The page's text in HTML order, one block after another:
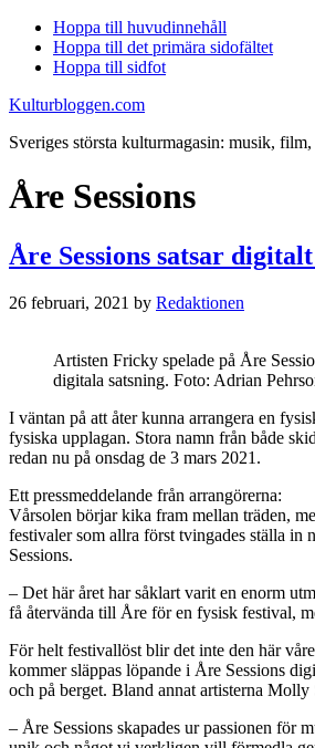
Hoppa till huvudinnehåll
Hoppa till det primära sidofältet
Hoppa till sidfot
Kulturbloggen.com
Sveriges största kulturmagasin: musik,
Åre Sessions
Åre Sessions satsar
26 februari, 2021 by Redaktionen
Artisten Fricky spelade på Åre
digitala satsning. Foto: Adrian
I väntan på att åter kunna arrangera en
fysiska upplagan. Stora namn från både
redan nu på onsdag de 3 mars 2021.
Ett pressmeddelande från arrangörerna:
Vårsolen börjar kika fram mellan träden,
festivaler som allra först tvingades ställa in
Sessions.
– Det här året har såklart varit en enorm
få återvända till Åre för en fysisk festival,
För helt festivallöst blir det inte den här
kommer släppas löpande i Åre Sessions
och på berget. Bland annat artisterna
– Åre Sessions skapades ur passionen för